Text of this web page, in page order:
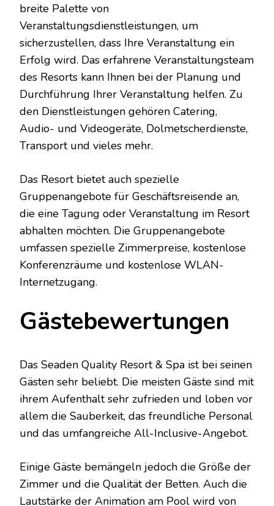
breite Palette von
Veranstaltungsdienstleistungen, um
sicherzustellen, dass Ihre Veranstaltung ein
Erfolg wird. Das erfahrene Veranstaltungsteam
des Resorts kann Ihnen bei der Planung und
Durchführung Ihrer Veranstaltung helfen. Zu
den Dienstleistungen gehören Catering,
Audio- und Videogeräte, Dolmetscherdienste,
Transport und vieles mehr.
Das Resort bietet auch spezielle
Gruppenangebote für Geschäftsreisende an,
die eine Tagung oder Veranstaltung im Resort
abhalten möchten. Die Gruppenangebote
umfassen spezielle Zimmerpreise, kostenlose
Konferenzräume und kostenlose WLAN-
Internetzugang.
Gästebewertungen
Das Seaden Quality Resort & Spa ist bei seinen
Gästen sehr beliebt. Die meisten Gäste sind mit
ihrem Aufenthalt sehr zufrieden und loben vor
allem die Sauberkeit, das freundliche Personal
und das umfangreiche All-Inclusive-Angebot.
Einige Gäste bemängeln jedoch die Größe der
Zimmer und die Qualität der Betten. Auch die
Lautstärke der Animation am Pool wird von